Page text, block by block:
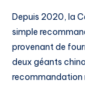
Depuis 2020, la
simple
provenant de
deux géants
recommandation